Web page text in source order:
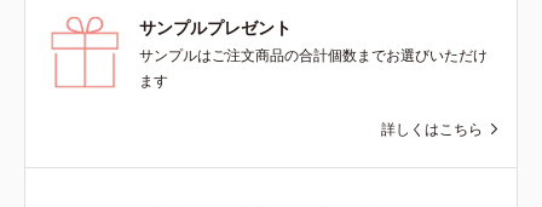
サンプルプレゼント
サンプルはご注文商品の合計個数までお選びいただけ
ます
詳しくはこちら